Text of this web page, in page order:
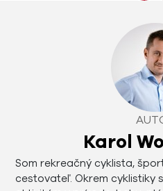
Karol
Som rekreačný cyklista,
cestovateľ. Okrem cyklistiky